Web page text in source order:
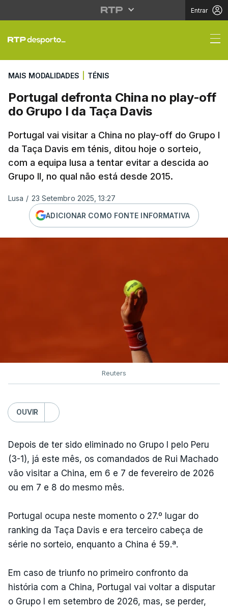
Entrar
Portugal defronta
MAIS MODALIDADES TÉNIS
Portugal defronta China no play-off
do Grupo I da Taça Davis
Portugal vai visitar a China no play-off do Grupo I
da Taça Davis em ténis, ditou hoje o sorteio,
com a equipa lusa a tentar evitar a descida ao
Grupo II, no qual não está desde 2015.
Lusa / 23 Setembro 2025, 13:27
ADICIONAR COMO FONTE INFORMATIVA
Reuters
OUVIR
Depois de ter sido eliminado no Grupo I pelo Peru
(3-1), já este mês, os comandados de Rui Machado
vão visitar a China, em 6 e 7 de fevereiro de 2026
ou em 7 e 8 do mesmo mês.
Portugal ocupa neste momento o 27.º lugar do
ranking da Taça Davis e era terceiro cabeça de
série no sorteio, enquanto a China é 59.ª.
Em caso de triunfo no primeiro confronto da
história com a China, Portugal vai voltar a disputar
o Grupo I em setembro de 2026, mas, se perder,